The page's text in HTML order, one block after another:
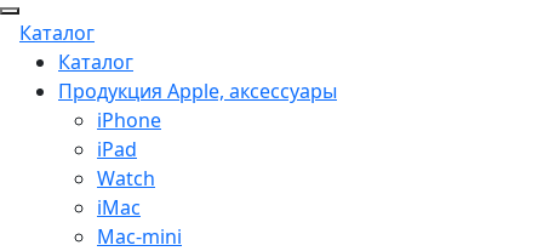
Каталог
Каталог
Продукция Apple, аксессуары
iPhone
iPad
Watch
iMac
Mac-mini